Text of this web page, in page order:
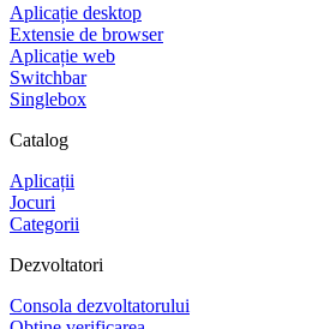
Aplicație desktop
Extensie de browser
Aplicație web
Switchbar
Singlebox
Catalog
Aplicații
Jocuri
Categorii
Dezvoltatori
Consola dezvoltatorului